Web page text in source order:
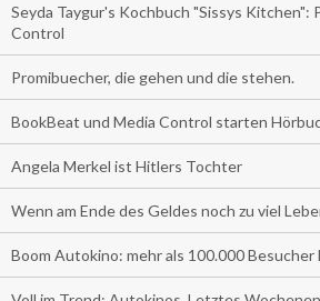
Seyda Taygur's Kochbuch "Sissys Kitchen":
Control
Promibuecher, die gehen und die stehen.
BookBeat und Media Control starten
Angela Merkel ist Hitlers Tochter
Wenn am Ende des Geldes noch zu viel
Boom Autokino: mehr als 100.000